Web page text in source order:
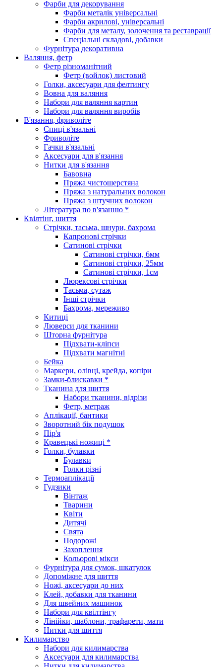
Фарби для декорування
Фарби металік універсальні
Фарби акрилові, універсальні
Фарби для металу, золочення та реставрації
Спеціальні складові, добавки
Фурнітура декоративна
Валяння, фетр
Фетр різноманітний
Фетр (войлок) листовий
Голки, аксесуари для фелтингу
Вовна для валяння
Набори для валяння картин
Набори для валяння виробів
В'язання, фриволіте
Спиці в'язальні
Фриволіте
Гачки в'язальні
Аксесуари для в'язання
Нитки для в'язання
Бавовна
Пряжа чистошерстяна
Пряжа з натуральних волокон
Пряжа з штучних волокон
Література по в'язанню *
Квілтінг, шиття
Стрічки, тасьма, шнури, бахрома
Капронові стрічки
Сатинові стрічки
Сатинові стрічки, 6мм
Сатинові стрічки, 25мм
Сатинові стрічки, 1см
Люрексові стрічки
Тасьма, сутаж
Інші стрічки
Бахрома, мереживо
Китиці
Люверси для тканини
Шторна фурнітура
Підхвати-кліпси
Підхвати магнітні
Бейка
Маркери, олівці, крейда, копіри
Замки-блискавки *
Тканина для шиття
Набори тканини, відрізи
Фетр, метраж
Аплікації, бантики
Зворотний бік подушок
Пір'я
Кравецькі ножиці *
Голки, булавки
Булавки
Голки різні
Термоаплікації
Гудзики
Вінтаж
Тварини
Квіти
Дитячі
Свята
Подорожі
Захоплення
Кольорові мікси
Фурнітура для сумок, шкатулок
Допоміжне для шиття
Ножі, аксесуари до них
Клей, добавки для тканини
Для швейних машинок
Набори для квілтінгу
Лінійки, шаблони, трафарети, мати
Нитки для шиття
Килимарство
Набори для килимарства
Аксесуари для килимарства